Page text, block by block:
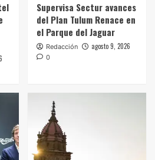
avances del Plan Tulum
Parque del Jaguar
a Acapulco: Mundo Imperial
como sede del deporte de
Supervisa Sectur avances
del Plan Tulum Renace en
el Parque del Jaguar
Redacción agosto 9, 2026
0